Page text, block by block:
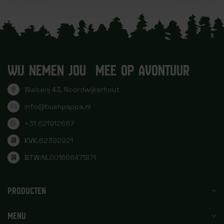
WIJ NEMEN JOU MEE OP AVONTUUR
Walserij 43, Noordwijkerhout
info@bushpappa.nl
+31 621912687
KVK:62392921
BTW:NL001666471B71
PRODUCTEN
MENU